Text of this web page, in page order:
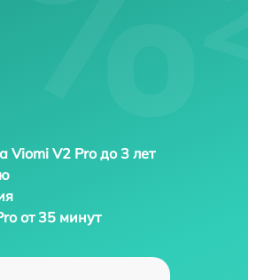
Viomi V2 Pro до 3 лет
от 35 минут